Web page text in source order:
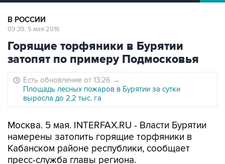
В РОССИИ
09:39, 5 мая 2016
Горящие торфяники в Бурятии
затопят по примеру Подмосковья
Есть обновление от 13:26 →
Площадь лесных пожаров в Бурятии за сутки
выросла до 2,2 тыс. га
Москва. 5 мая. INTERFAX.RU - Власти Бурятии
намерены затопить горящие торфяники в
Кабанском районе республики, сообщает
пресс-служба главы региона.